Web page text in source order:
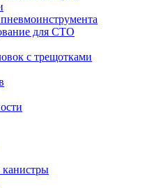
для СТО
c трещотками